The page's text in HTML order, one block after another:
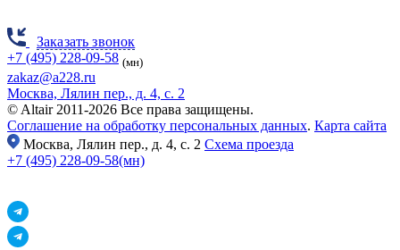
Заказать звонок
+7 (495) 228-09-58 (мн)
zakaz@a228.ru
Москва, Лялин пер., д. 4, с. 2
© Altair 2011-2026 Все права защищены.
Соглашение на обработку персональных данных. Карта сайта
Москва, Лялин пер., д. 4, с. 2 Схема проезда
+7 (495) 228-09-58(мн)